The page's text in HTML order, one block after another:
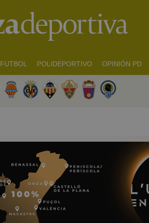
FUTBOL POLIDEPORTIVO OPINIÓN PD